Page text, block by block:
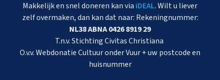
Makkelijk en snel doneren kan via iDEAL. Wilt u liever
zelf overmaken, dan kan dat naar: Rekeningnummer:
NL38 ABNA 0426 8919 29
T.n.v. Stichting Civitas Christiana
O.v.v. Webdonatie Cultuur onder Vuur + uw postcode en
huisnummer